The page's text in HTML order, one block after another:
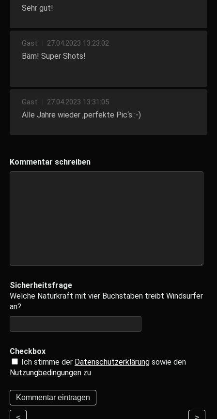
Sehr gut!
Gast 27.04.2023 13:23:02
Bäm! Super Shots!
Gast 27.04.2023 13:31:05
Alle Jahre wieder ,perfekte Pic‘s :-)
Kommentar schreiben
Sicherheitsfrage
Welche Naturkraft mit vier Buchstaben treibt Windsurfer
an?
Checkbox
Ich stimme der Datenschutzerklärung sowie den
Nutzungbedingungen zu
< >